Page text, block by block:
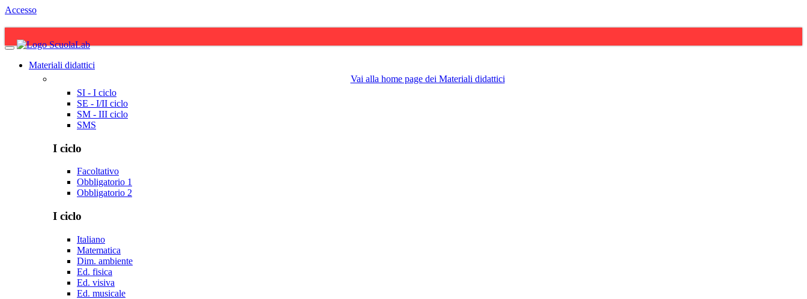
Accesso
Materiali didattici
Vai alla home page dei Materiali didattici
SI - I ciclo
SE - I/II ciclo
SM - III ciclo
SMS
I ciclo
Facoltativo
Obbligatorio 1
Obbligatorio 2
I ciclo
Italiano
Matematica
Dim. ambiente
Ed. fisica
Ed. visiva
Ed. musicale